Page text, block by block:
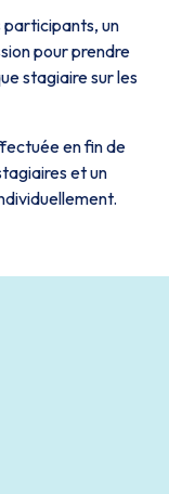
participants, un
pour prendre
stagiaire sur les
en fin de
et un